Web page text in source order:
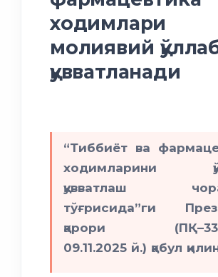
ходимлари
молиявий
қувватланади
“Тиббиёт ва
ходимларини
қувватлаш
тўғрисида”ги
қарори
09.11.2025 й.) қабул